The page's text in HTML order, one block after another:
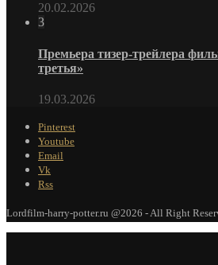
20.02.2026
3
Премьера тизер-трейлера
третья»
19.03.2026
Pinterest
Youtube
Email
Vk
Rss
Lordfilm-harry-potter.ru @2026 - All Right